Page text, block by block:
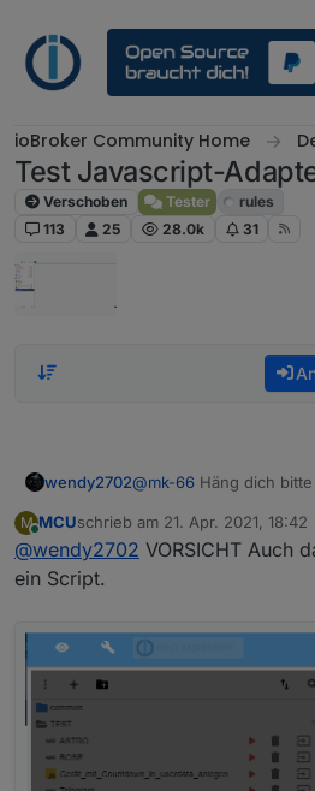
ioBroker Community Home
Test Javascript-
Verschoben Tester
rules
113
25 28.0k 31
wendy2702@mk-66 Häng dich
M
Online
MCUschrieb am 21. Apr. 2021, 18:42
zuletzt editiert von
@wendy2702 VORSICHT Auch
ein Script.